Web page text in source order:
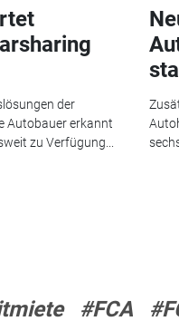
der
Autobauer erkannt
zu Verfügung...
#FCA